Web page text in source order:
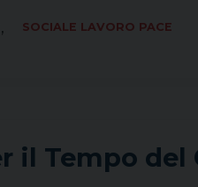
,
SOCIALE LAVORO PACE
il Tempo del